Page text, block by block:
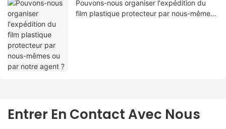
Pouvons-nous organiser l'expédition du
film plastique protecteur par nous-mêmes
Entrer En Contact Avec Nous